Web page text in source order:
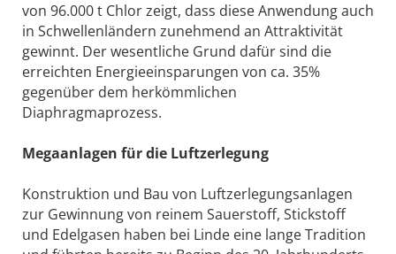
von 96.000 t Chlor zeigt, dass diese Anwendung auch
in Schwellenländern zunehmend an Attraktivität
gewinnt. Der wesentliche Grund dafür sind die
erreichten Energieeinsparungen von ca. 35%
gegenüber dem herkömmlichen
Diaphragmaprozess.
Megaanlagen für die Luftzerlegung
Konstruktion und Bau von Luftzerlegungsanlagen
zur Gewinnung von reinem Sauerstoff, Stickstoff
und Edelgasen haben bei Linde eine lange Tradition